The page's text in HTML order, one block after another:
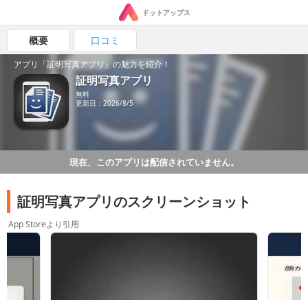
ドットアップス
概要 口コミ
アプリ「証明写真アプリ」の魅力を紹介！
証明写真アプリ
無料
更新日：2026/8/5
現在、このアプリは配信されていません。
証明写真アプリのスクリーンショット
App Storeより引用